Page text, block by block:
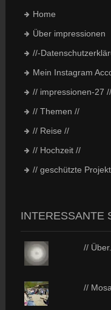
Home
Über impressionen
//-
Mein Instagram
// impressionen-27 //
// Themen //
// Reise //
// Hochzeit //
// geschützte
INTERESSANTE
//
//